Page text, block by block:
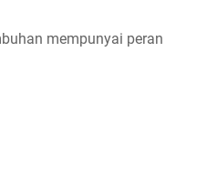
mempunyai peran